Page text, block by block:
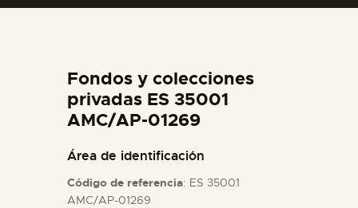
ESPAÑOL
ACTIVIDADES
Fondos y colecciones
privadas ES 35001
AMC/AP-01269
Área de identificación
Código de referencia: ES 35001
AMC/AP-01269